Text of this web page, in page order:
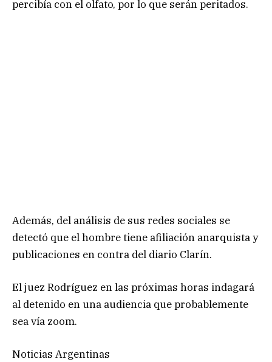
percibía con el olfato, por lo que serán peritados.
Además, del análisis de sus redes sociales se
detectó que el hombre tiene afiliación anarquista y
publicaciones en contra del diario Clarín.
El juez Rodríguez en las próximas horas indagará
al detenido en una audiencia que probablemente
sea vía zoom.
Noticias Argentinas